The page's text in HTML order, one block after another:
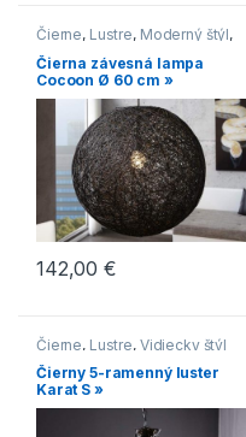
Čierne, Lustre, Moderný štýl,
Vidiecky štýl
Čierna závesná lampa
Cocoon Ø 60 cm »
142,00€
Čierne, Lustre, Vidiecky štýl
Čierny 5-ramenný luster
Karat S »